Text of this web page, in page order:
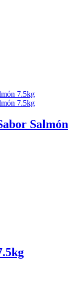
Salmón